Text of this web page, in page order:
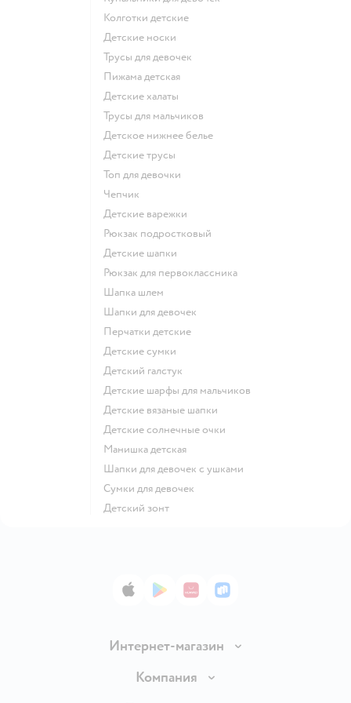
Колготки детские
Детские носки
Трусы для девочек
Пижама детская
Детские халаты
Трусы для мальчиков
Детское нижнее белье
Детские трусы
Топ для девочки
Чепчик
Детские варежки
Рюкзак подростковый
Детские шапки
Рюкзак для первоклассника
Шапка шлем
Шапки для девочек
Перчатки детские
Детские сумки
Детский галстук
Детские шарфы для мальчиков
Детские вязаные шапки
Детские солнечные очки
Манишка детская
Шапки для девочек с ушками
Сумки для девочек
Детский зонт
App StoreGoogle Play
AppGallery
RuStore
Интернет-магазин
Доставка и оплата
Компания